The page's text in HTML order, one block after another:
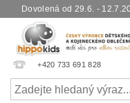
Dovolená od 29.6. -
+420 733 691 828